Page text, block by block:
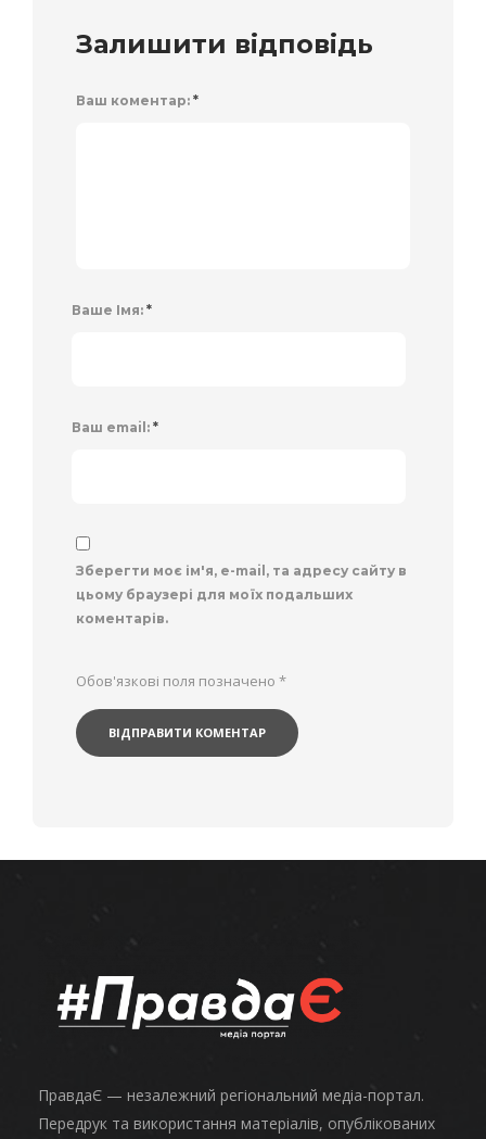
Залишити відповідь
Ваш коментар: *
Ваше Імя: *
Ваш email: *
Зберегти моє ім'я, e-mail, та адресу сайту в
цьому браузері для моїх подальших
коментарів.
Обов'язкові поля позначено *
ПравдаЄ — незалежний регіональний медіа-портал.
Передрук та використання матеріалів, опублікованих